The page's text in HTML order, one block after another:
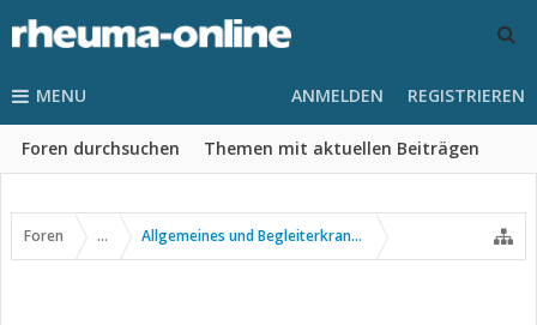
MENU
Foren durchsuchen Themen mit aktuellen Beiträgen
ANMELDEN REGISTRIEREN
Foren ... Allgemeines und Begleiterkrankungen